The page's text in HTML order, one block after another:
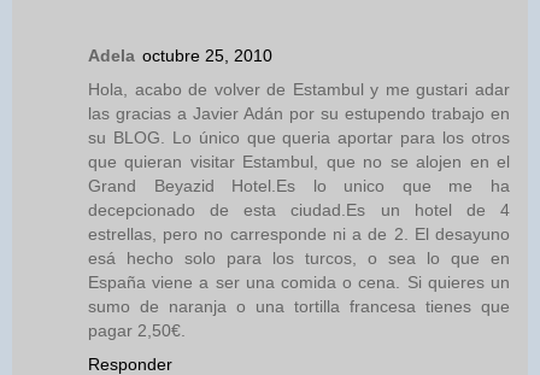
Adela octubre 25, 2010
Hola, acabo de volver de Estambul y me gustari adar
las gracias a Javier Adán por su estupendo trabajo en
su BLOG. Lo único que queria aportar para los otros
que quieran visitar Estambul, que no se alojen en el
Grand Beyazid Hotel.Es lo unico que me ha
decepcionado de esta ciudad.Es un hotel de 4
estrellas, pero no carresponde ni a de 2. El desayuno
esá hecho solo para los turcos, o sea lo que en
España viene a ser una comida o cena. Si quieres un
sumo de naranja o una tortilla francesa tienes que
pagar 2,50€.
Responder